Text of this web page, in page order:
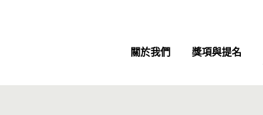
關於我們 獎項與提名